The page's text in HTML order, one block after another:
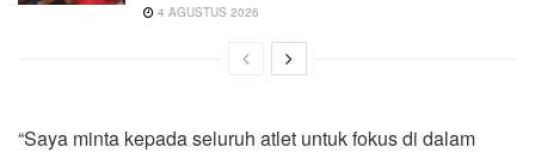
4 AGUSTUS 2026
“Saya minta kepada seluruh atlet untuk fokus di dalam